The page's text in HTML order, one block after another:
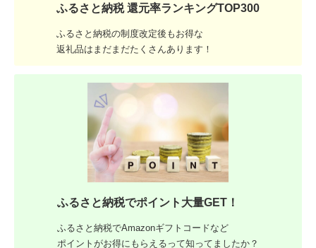
ふるさと納税 還元率ランキングTOP300
ふるさと納税の制度改定後もお得な
返礼品はまだまだたくさんあります！
ふるさと納税でポイント大量GET！
ふるさと納税でAmazonギフトコードなど
ポイントがお得にもらえるって知ってましたか？